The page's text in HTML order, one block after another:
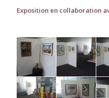
Exposition en collaboration